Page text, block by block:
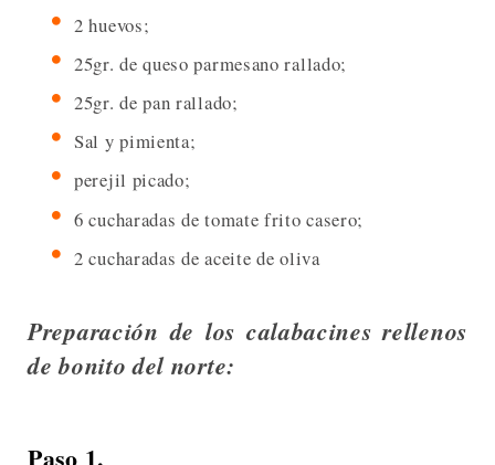
2 huevos;
25gr. de queso parmesano rallado;
25gr. de pan rallado;
Sal y pimienta;
perejil picado;
6 cucharadas de tomate frito casero;
2 cucharadas de aceite de oliva
Preparación de los calabacines rellenos
de bonito del norte:
Paso 1.